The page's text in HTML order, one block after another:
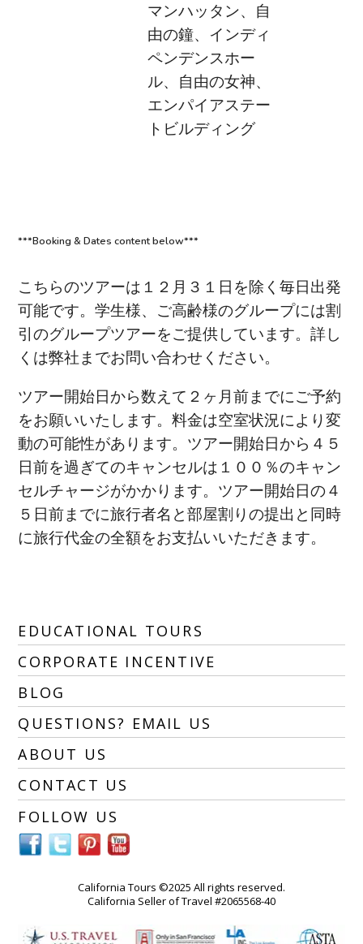
マンハッタン、自
由の鐘、インディ
ペンデンスホー
ル、自由の女神、
エンパイアステー
トビルディング
***Booking & Dates content below***
こちらのツアーは１２月３１日を除く毎日出発
可能です。学生様、ご高齢様のグループには割
引のグループツアーをご提供しています。詳し
くは弊社までお問い合わせください。
ツアー開始日から数えて２ヶ月前までにご予約
をお願いいたします。料金は空室状況により変
動の可能性があります。ツアー開始日から４５
日前を過ぎてのキャンセルは１００％のキャン
セルチャージがかかります。ツアー開始日の４
５日前までに旅行者名と部屋割りの提出と同時
に旅行代金の全額をお支払いいただきます。
EDUCATIONAL TOURS
CORPORATE INCENTIVE
BLOG
QUESTIONS? EMAIL US
ABOUT US
CONTACT US
FOLLOW US
California Tours ©2025 All rights reserved.
California Seller of Travel #2065568-40